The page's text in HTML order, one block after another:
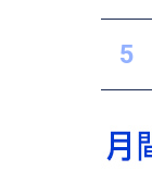
5